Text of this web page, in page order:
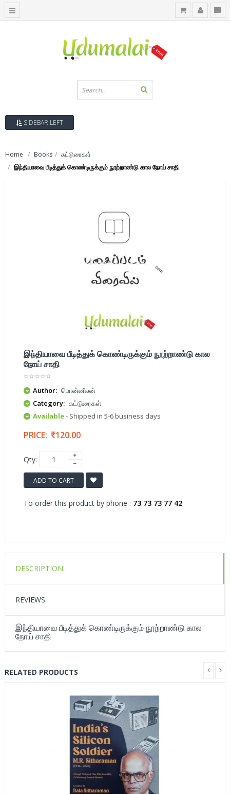
SIDEBAR LEFT
Home Books
கட்டுரைகள்
இந்தியாவை பீடித்துக் கொண்டிருக்கும் நூற்றாண்டு கால நோய் சாதி
இந்தியாவை பீடித்துக் கொண்டிருக்கும் நூற்றாண்டு கால
நோய் சாதி
Author: பொன்னீலன்
Category: கட்டுரைகள்
Available- Shipped in 5-6 business days
PRICE: 120.00
Qty:
ADD TO CART
To order this product by phone : 73 73 73 77 42
DESCRIPTION
REVIEWS
இந்தியாவை பீடித்துக் கொண்டிருக்கும் நூற்றாண்டு கால
நோய் சாதி
RELATED PRODUCTS